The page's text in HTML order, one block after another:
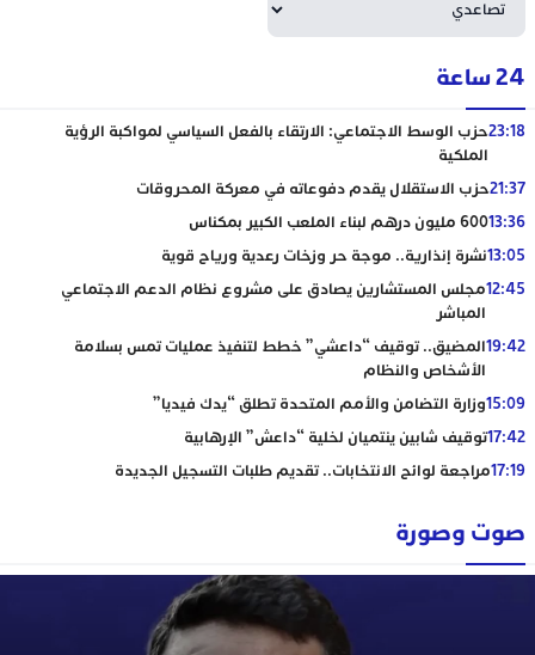
24 ساعة
23:18حزب الوسط الاجتماعي: الارتقاء بالفعل السياسي لمواكبة الرؤية
الملكية
21:37حزب الاستقلال يقدم دفوعاته في معركة المحروقات
13:36600 مليون درهم لبناء الملعب الكبير بمكناس
13:05نشرة إنذارية.. موجة حر وزخات رعدية ورياح قوية
12:45مجلس المستشارين يصادق على مشروع نظام الدعم الاجتماعي
المباشر
19:42المضيق.. توقيف “داعشي” خطط لتنفيذ عمليات تمس بسلامة
الأشخاص والنظام
15:09وزارة التضامن والأمم المتحدة تطلق “يدك فيديا”
17:42توقيف شابين ينتميان لخلية “داعش” الإرهابية
17:19مراجعة لوائح الانتخابات.. تقديم طلبات التسجيل الجديدة
صوت وصورة